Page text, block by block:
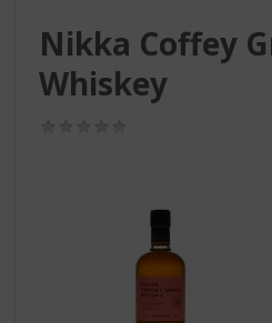
Nikka Coffey
Whiskey